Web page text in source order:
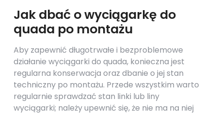
Jak dbać o wyciągarkę do
quada po montażu
Aby zapewnić długotrwałe i bezproblemowe
działanie wyciągarki do quada, konieczna jest
regularna konserwacja oraz dbanie o jej stan
techniczny po montażu. Przede wszystkim warto
regularnie sprawdzać stan linki lub liny
wyciągarki; należy upewnić się, że nie ma na niej